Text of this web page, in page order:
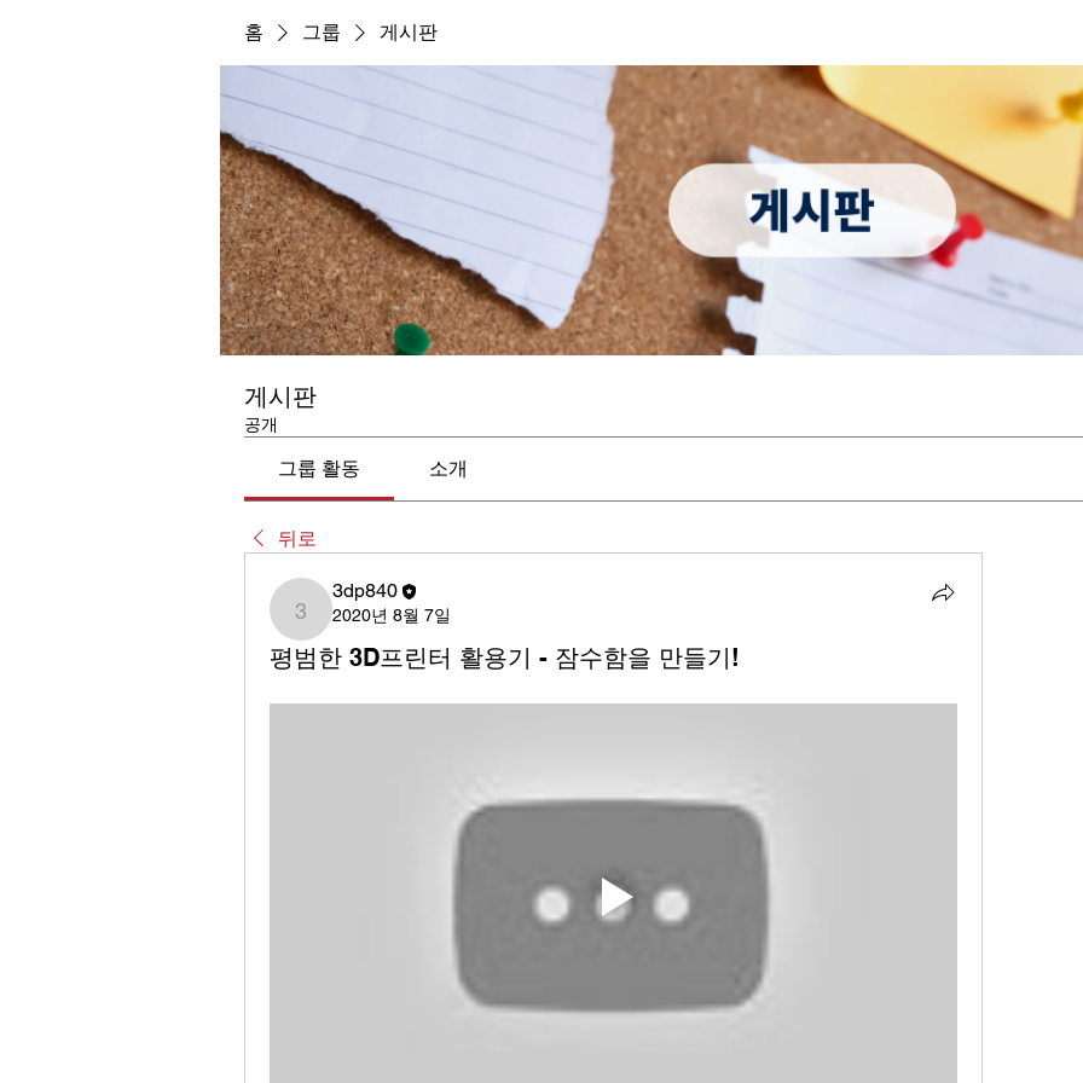
홈 그룹 게시판
게시판
공개
그룹 활동 소개
뒤로
3dp840
3dp840
2020년 8월 7일
평범한 3D프린터 활용기 - 잠수함을 만들기!